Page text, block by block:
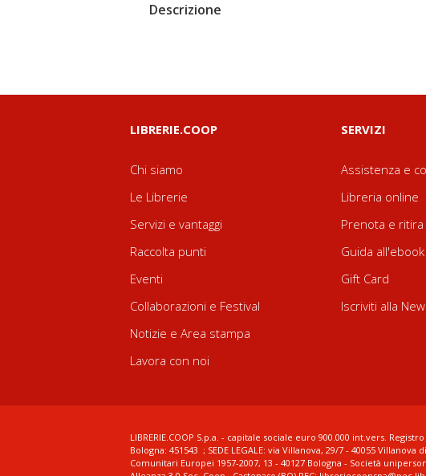
Descrizione
LIBRERIE.COOP
Chi siamo
Le Librerie
Servizi e vantaggi
Raccolta punti
Eventi
Collaborazioni e Festival
Notizie e Area stampa
Lavora con noi
SERVIZI
Assistenza e
Libreria online
Prenota e ritira
Guida all'ebook
Gift Card
Iscriviti alla
LIBRERIE.COOP S.p.a. - capitale sociale euro 900.000 int.vers.
Bologna: 451543 ; SEDE LEGALE: via Villanova, 29/7 - 40055 Villanova
Comunitari Europei 1957-2007, 13 - 40127 Bologna - Società